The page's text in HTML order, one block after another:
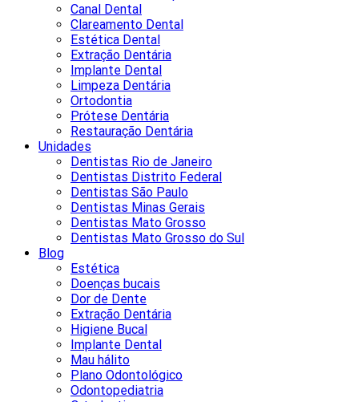
Canal Dental
Clareamento Dental
Estética Dental
Extração Dentária
Implante Dental
Limpeza Dentária
Ortodontia
Prótese Dentária
Restauração Dentária
Unidades
Dentistas Rio de Janeiro
Dentistas Distrito Federal
Dentistas São Paulo
Dentistas Minas Gerais
Dentistas Mato Grosso
Dentistas Mato Grosso do Sul
Blog
Estética
Doenças bucais
Dor de Dente
Extração Dentária
Higiene Bucal
Implante Dental
Mau hálito
Plano Odontológico
Odontopediatria